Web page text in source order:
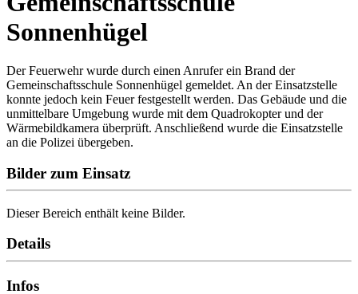
Sonnenhügel
Der Feuerwehr wurde durch einen Anrufer ein Brand der
Gemeinschaftsschule Sonnenhügel gemeldet. An der Einsatzstelle
konnte jedoch kein Feuer festgestellt werden. Das Gebäude und die
unmittelbare Umgebung wurde mit dem Quadrokopter und der
Wärmebildkamera überprüft. Anschließend wurde die Einsatzstelle
an die Polizei übergeben.
Bilder zum Einsatz
Dieser Bereich enthält keine Bilder.
Details
Infos